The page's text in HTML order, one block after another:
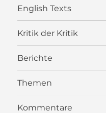
English Texts
Kritik der Kritik
Berichte
Themen
Kommentare